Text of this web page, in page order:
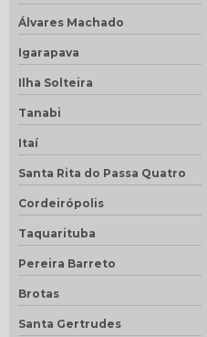
Álvares Machado
Igarapava
Ilha Solteira
Tanabi
Itaí
Santa Rita do Passa Quatro
Cordeirópolis
Taquarituba
Pereira Barreto
Brotas
Santa Gertrudes